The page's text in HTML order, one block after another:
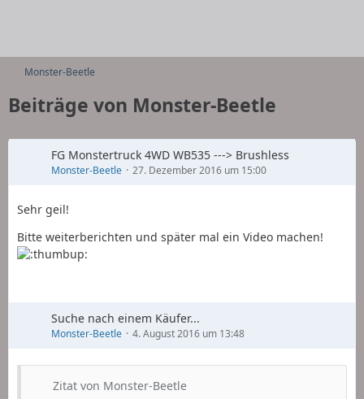
Monster-Beetle
Beiträge von Monster-Beetle
FG Monstertruck 4WD WB535 ---> Brushless
Monster-Beetle 27. Dezember 2016 um 15:00
Sehr geil!
Bitte weiterberichten und später mal ein Video machen!
Suche nach einem Käufer...
Monster-Beetle 4. August 2016 um 13:48
Zitat von Monster-Beetle